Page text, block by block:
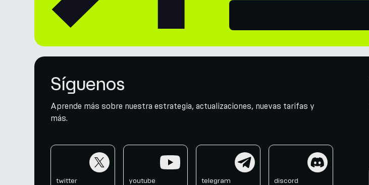
Síguenos
Aprende más sobre nuestra estrategia, actualizaciones, nuevas tarifas y
más.
twitter youtube telegram discord